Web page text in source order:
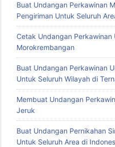
Buat Undangan Perkawinan
Pengiriman Untuk Seluruh
Cetak Undangan Perkawinan
Morokrembangan
Buat Undangan Perkawinan
Untuk Seluruh Wilayah di
Membuat Undangan
Jeruk
Buat Undangan Pernikahan
Untuk Seluruh Area di